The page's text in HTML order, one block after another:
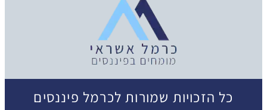
כל הזכויות שמורות לכרמל פיננסים